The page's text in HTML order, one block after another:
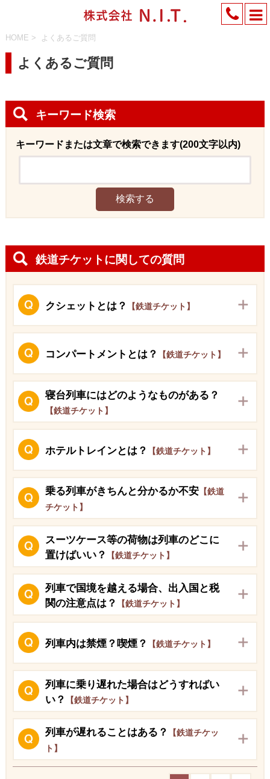
HOME > よくあるご質問
よくあるご質問
キーワード検索
キーワードまたは文章で検索できます(200文字以内)
鉄道チケットに関しての質問
クシェットとは？ 【鉄道チケット】
コンパートメントとは？ 【鉄道チケット】
寝台列車にはどのようなものがある？
【鉄道チケット】
ホテルトレインとは？ 【鉄道チケット】
乗る列車がきちんと分かるか不安【鉄道
チケット】
スーツケース等の荷物は列車のどこに
置けばいい？
【鉄道チケット】
列車で国境を越える場合、出入国と税
関の注意点は？
【鉄道チケット】
列車内は禁煙？喫煙？ 【鉄道チケット】
列車に乗り遅れた場合はどうすればい
い？
【鉄道チケット】
列車が遅れることはある？
【鉄道チケッ
ト】